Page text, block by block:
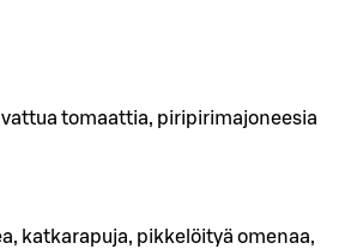
tomaattia, piripirimajoneesia
katkarapuja, pikkelöityä omenaa,